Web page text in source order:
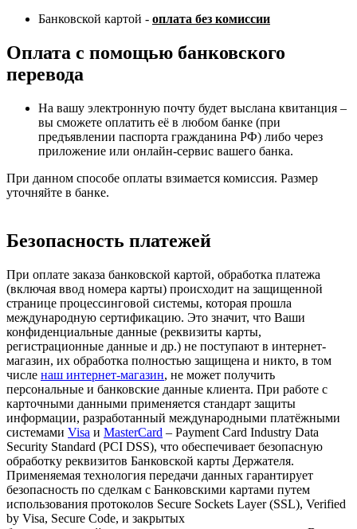
Банковской картой - оплата без комиссии
Оплата с помощью банковского
перевода
На вашу электронную почту будет выслана квитанция –
вы сможете оплатить её в любом банке (при
предъявлении паспорта гражданина РФ) либо через
приложение или онлайн-сервис вашего банка.
При данном способе оплаты взимается комиссия. Размер
уточняйте в банке.
Безопасность платежей
При оплате заказа банковской картой, обработка платежа
(включая ввод номера карты) происходит на защищенной
странице процессинговой системы, которая прошла
международную сертификацию. Это значит, что Ваши
конфиденциальные данные (реквизиты карты,
регистрационные данные и др.) не поступают в интернет-
магазин, их обработка полностью защищена и никто, в том
числе наш интернет-магазин, не может получить
персональные и банковские данные клиента. При работе с
карточными данными применяется стандарт защиты
информации, разработанный международными платёжными
системами Visa и MasterCard – Payment Card Industry Data
Security Standard (PCI DSS), что обеспечивает безопасную
обработку реквизитов Банковской карты Держателя.
Применяемая технология передачи данных гарантирует
безопасность по сделкам с Банковскими картами путем
использования протоколов Secure Sockets Layer (SSL), Verified
by Visa, Secure Code, и закрытых